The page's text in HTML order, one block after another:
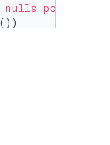
nulls por